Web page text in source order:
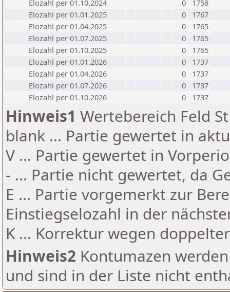
Elozahl per 01.10.2024
0
1758
Elozahl per 01.01.2025
0
1767
Elozahl per 01.04.2025
0
1765
Elozahl per 01.07.2025
0
1765
Elozahl per 01.10.2025
0
1765
Elozahl per 01.01.2026
0
1737
Elozahl per 01.04.2026
0
1737
Elozahl per 01.07.2026
0
1737
Elozahl per 01.10.2026
0 1737
Hinweis1 Wertebereich Feld
blank ... Partie gewertet in
V ... Partie gewertet in
- ... Partie nicht gewertet, da
E ... Partie vorgemerkt zur
Einstiegselozahl in der
K ... Korrektur wegen
Hinweis2 Kontumazen
und sind in der Liste nicht